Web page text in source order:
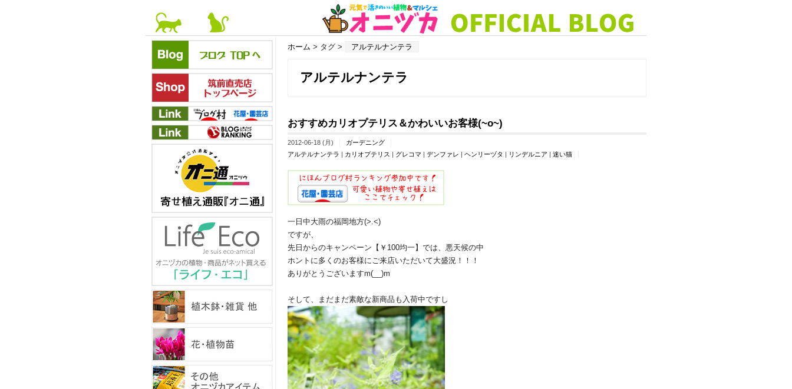
ホーム > タグ > アルテルナンテラ
アルテルナンテラ
おすすめカリオプテリス＆かわいいお客様(~o~)
2012-06-18 (月)
ガーデニング
アルテルナンテラ | カリオプテリス | グレコマ | デンファレ | ヘンリーヅタ | リンデルニア | 迷い猫
一日中大雨の福岡地方(>.<)
ですが、
先日からのキャンペーン【￥100均一】では、悪天候の中
ホントに多くのお客様にご来店いただいて大盛況！！！
ありがとうございますm(__)m
そして、まだまだ素敵な新商品も入荷中ですし